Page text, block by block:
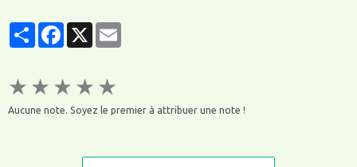
PartagerFacebook
X
★ ★ ★ ★ ★
Aucune note. Soyez le premier à attribuer une note !